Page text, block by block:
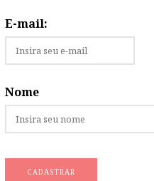
E-mail:
Nome